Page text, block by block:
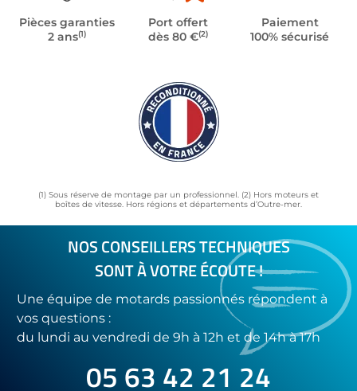
Pièces garanties
2 ans(1)
Port offert
dès 80 €(2)
Paiement
100% sécurisé
(1) Sous réserve de montage par un professionnel. (2) Hors moteurs et
boîtes de vitesse. Hors régions et départements d’Outre-mer.
NOS CONSEILLERS TECHNIQUES
SONT À VOTRE ÉCOUTE !
Une équipe de motards passionnés répondent à
vos questions :
du lundi au vendredi de 9h à 12h et de 14h à 17h
05 63 42 21 24